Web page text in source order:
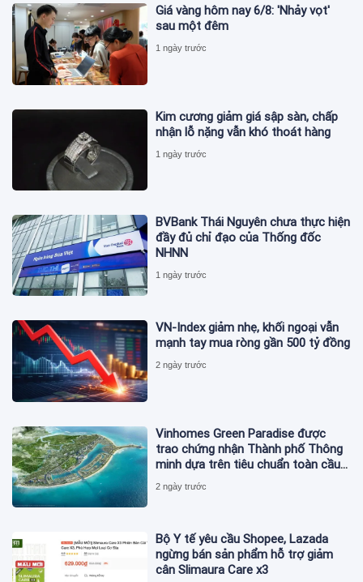
Giá vàng hôm nay 6/8: 'Nhảy vọt'
sau một đêm
1 ngày trước
Kim cương giảm giá sập sàn, chấp
nhận lỗ nặng vẫn khó thoát hàng
1 ngày trước
BVBank Thái Nguyên chưa thực hiện
đầy đủ chỉ đạo của Thống đốc
NHNN
1 ngày trước
VN-Index giảm nhẹ, khối ngoại vẫn
mạnh tay mua ròng gần 500 tỷ đồng
2 ngày trước
Vinhomes Green Paradise được
trao chứng nhận Thành phố Thông
minh dựa trên tiêu chuẩn toàn cầu
ISO 37122
2 ngày trước
Bộ Y tế yêu cầu Shopee, Lazada
ngừng bán sản phẩm hỗ trợ giảm
cân Slimaura Care x3